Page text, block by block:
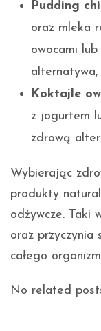
Pudding
oraz mleka
owocami
alternatywa,
Koktajle
z jogurtem
zdrową
Wybierając
produkty
odżywcze. Taki
oraz przyczynia
całego
No related